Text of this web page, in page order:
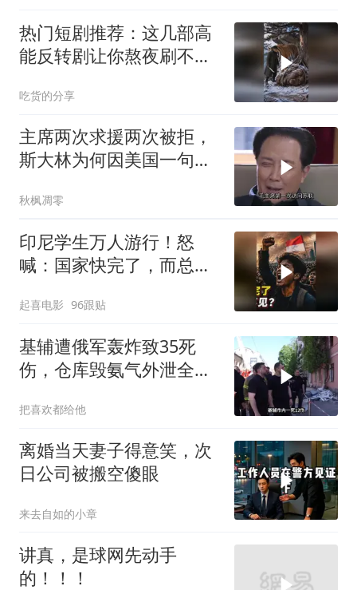
热门短剧推荐：这几部高
能反转剧让你熬夜刷不
吃货的分享
主席两次求援两次被拒，
斯大林为何因美国一句话
秋枫凋零
印尼学生万人游行！怒
喊：国家快完了，而总统
起喜电影 96跟贴
基辅遭俄军轰炸致35死
伤，仓库毁氨气外泄全城
把喜欢都给他
离婚当天妻子得意笑，次
日公司被搬空傻眼
来去自如的小章
讲真，是球网先动手
的！！！